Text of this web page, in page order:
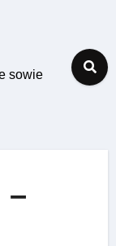
sowie
–